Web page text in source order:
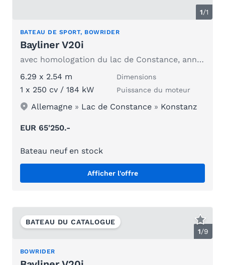
1/1
BATEAU DE SPORT, BOWRIDER
Bayliner V20i
avec homologation du lac de Constance, année modèle 2026
6.29 x 2.54 m
Dimensions
1 x 250 cv / 184 kW Puissance du moteur
Allemagne » Lac de Constance » Konstanz
EUR 65'250.-
Bateau neuf en stock
Afficher l'offre
1/9
BATEAU DU CATALOGUE
BOWRIDER